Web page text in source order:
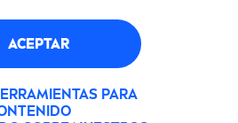
ACEPTAR
PARA